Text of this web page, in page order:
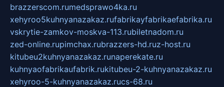
brazzerscom.rumedsprawo4ka.ru
xehyroo5kuhnyanazakaz.rufabrikayfabrikaefabrika.ru
vskrytie-zamkov-moskva-113.rubiletnadom.ru
zed-online.rupimchax.rubrazzers-hd.ruz-host.ru
kitubeu2kuhnyanazakaz.runaperekate.ru
kuhnyaofabrikaufabrik.rukitubeu-2-kuhnyanazakaz.ru
xehyroo-5-kuhnyanazakaz.rucs-68.ru